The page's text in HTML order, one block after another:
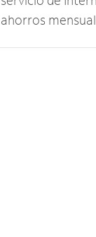
ahorros